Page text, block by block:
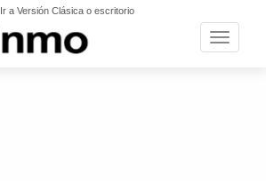
Ir a Versión Clásica o escritorio
Toggle